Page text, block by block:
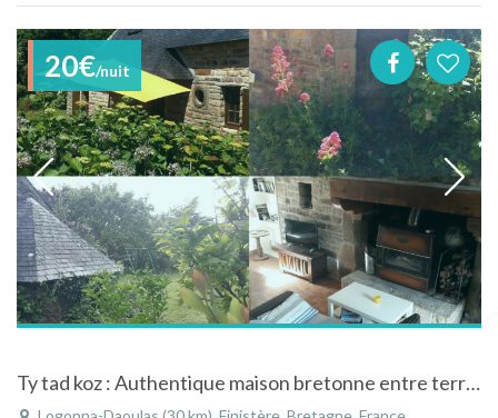
20€/nuit
Ty tad koz : Authentique maison bretonne entre terre & mer en Finistère : randonnées, kayaks, vélos, pèche à pied, WIFI gratuit